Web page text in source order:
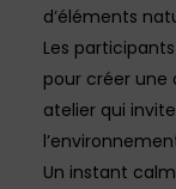
d’éléments
Les
pour créer
atelier qui
Un instant